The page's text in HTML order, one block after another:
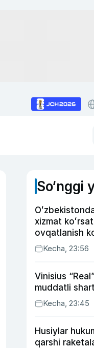
So‘nggi
xizmat
ovqatlanish
soliqKecha, 23:56
Vinisius
muddatli
Kecha, 23:45
Husiylar
qarshi